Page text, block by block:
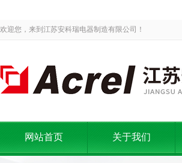
欢迎您，来到江苏安科瑞电器制造有限公司！
网站首页 关于我们